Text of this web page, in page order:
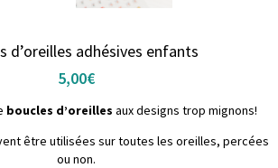
d’oreilles adhésives enfants
5,00€
boucles d’oreilles aux designs trop mignons!
être utilisées sur toutes les oreilles, percées
ou non.